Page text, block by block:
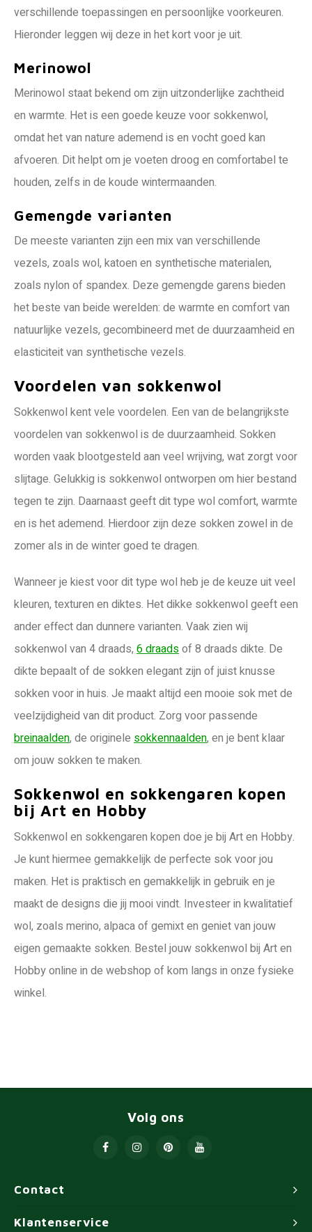
verschillende toepassingen en persoonlijke voorkeuren.
Hieronder leggen wij deze in het kort voor je uit.
Merinowol
Merinowol staat bekend om zijn uitzonderlijke zachtheid
en warmte. Het is een goede keuze voor sokkenwol,
omdat het van nature ademend is en vocht goed kan
afvoeren. Dit helpt om je voeten droog en comfortabel te
houden, zelfs in de koude wintermaanden.
Gemengde varianten
De meeste varianten zijn een mix van verschillende
vezels, zoals wol, katoen en synthetische materialen,
zoals nylon of spandex. Deze gemengde garens bieden
het beste van beide werelden: de warmte en comfort van
natuurlijke vezels, gecombineerd met de duurzaamheid en
elasticiteit van synthetische vezels.
Voordelen van sokkenwol
Sokkenwol kent vele voordelen. Een van de belangrijkste
voordelen van sokkenwol is de duurzaamheid. Sokken
worden vaak blootgesteld aan veel wrijving, wat zorgt voor
slijtage. Gelukkig is sokkenwol ontworpen om hier bestand
tegen te zijn. Daarnaast geeft dit type wol comfort, warmte
en is het ademend. Hierdoor zijn deze sokken zowel in de
zomer als in de winter goed te dragen.
Wanneer je kiest voor dit type wol heb je de keuze uit veel
kleuren, texturen en diktes. Het dikke sokkenwol geeft een
ander effect dan dunnere varianten. Vaak zien wij
sokkenwol van 4 draads, 6 draadsof 8 draads dikte. De
dikte bepaalt of de sokken elegant zijn of juist knusse
sokken voor in huis. Je maakt altijd een mooie sok met de
veelzijdigheid van dit product. Zorg voor passende
breinaalden, de originele sokkennaalden, en je bent klaar
om jouw sokken te maken.
Sokkenwol en sokkengaren kopen
bij Art en Hobby
Sokkenwol en sokkengaren kopen doe je bij Art en Hobby.
Je kunt hiermee gemakkelijk de perfecte sok voor jou
maken. Het is praktisch en gemakkelijk in gebruik en je
maakt de designs die jij mooi vindt. Investeer in kwalitatief
wol, zoals merino, alpaca of gemixt en geniet van jouw
eigen gemaakte sokken. Bestel jouw sokkenwol bij Art en
Hobby online in de webshop of kom langs in onze fysieke
winkel.
Contact
Volg ons
Klantenservice